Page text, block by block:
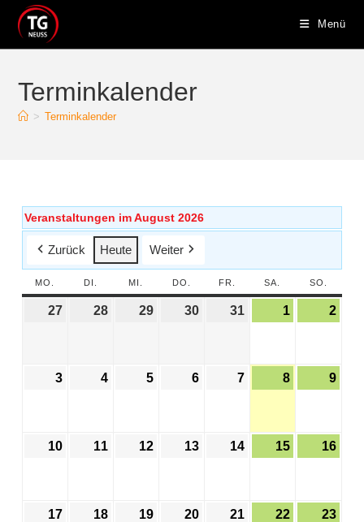
Menü
Terminkalender
> Terminkalender
Veranstaltungen im August 2026
Zurück Heute Weiter
MO. DI. MI. DO. FR. SA. SO.
27 28 29 30 31 1 2
3 4 5 6 7 8 9
10 11 12 13 14 15 16
17 18 19 20 21 22 23